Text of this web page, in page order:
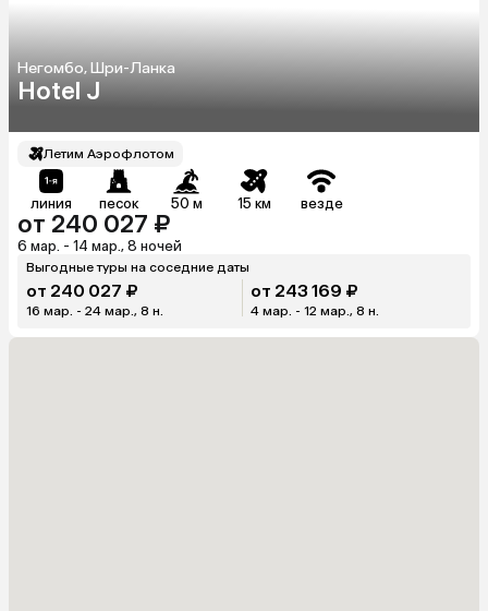
Негомбо, Шри-Ланка
Hotel J
Летим Аэрофлотом
линия песок 50 м 15 км везде
от 240 027 ₽
6 мар. - 14 мар., 8 ночей
Выгодные туры на соседние даты
от 240 027 ₽
16 мар. - 24 мар., 8 н.
от 243 169 ₽
4 мар. - 12 мар., 8 н.